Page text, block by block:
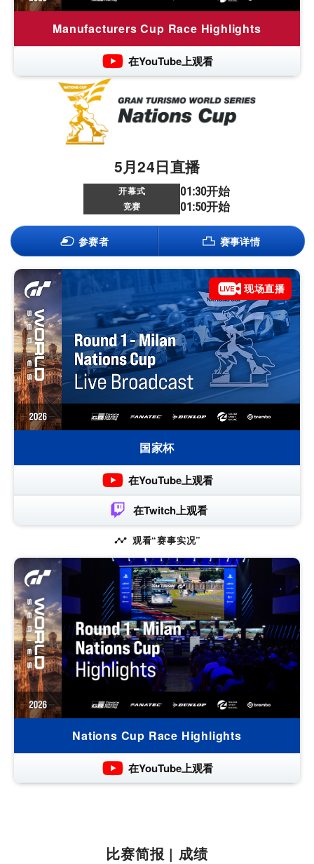
Manufacturers Cup Race Highlights
在YouTube上观看
5月24日直播
开幕式 01:30开始
竞赛 01:50开始
参赛者 赛事详情
国家杯
现场直播
在YouTube上观看
在Twitch上观看
观看“赛事实况”
Nations Cup Race Highlights
在YouTube上观看
比赛简报 | 成绩